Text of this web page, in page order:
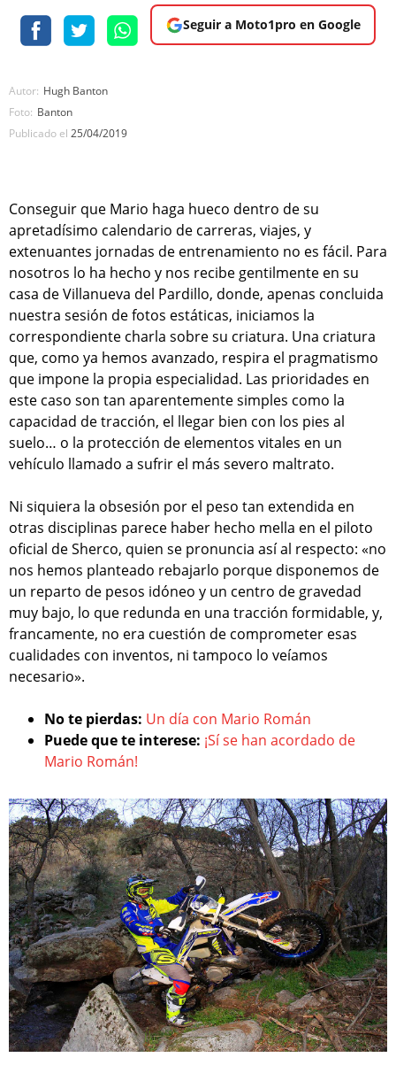
Seguir a Moto1pro en Google
Autor: Hugh Banton
Foto: Banton
Publicado el 25/04/2019
Conseguir que Mario haga hueco dentro de su
apretadísimo calendario de carreras, viajes, y
extenuantes jornadas de entrenamiento no es fácil. Para
nosotros lo ha hecho y nos recibe gentilmente en su
casa de Villanueva del Pardillo, donde, apenas concluida
nuestra sesión de fotos estáticas, iniciamos la
correspondiente charla sobre su criatura. Una criatura
que, como ya hemos avanzado, respira el pragmatismo
que impone la propia especialidad. Las prioridades en
este caso son tan aparentemente simples como la
capacidad de tracción, el llegar bien con los pies al
suelo… o la protección de elementos vitales en un
vehículo llamado a sufrir el más severo maltrato.
Ni siquiera la obsesión por el peso tan extendida en
otras disciplinas parece haber hecho mella en el piloto
oficial de Sherco, quien se pronuncia así al respecto: «no
nos hemos planteado rebajarlo porque disponemos de
un reparto de pesos idóneo y un centro de gravedad
muy bajo, lo que redunda en una tracción formidable, y,
francamente, no era cuestión de comprometer esas
cualidades con inventos, ni tampoco lo veíamos
necesario».
No te pierdas: Un día con Mario Román
Puede que te interese: ¡Sí se han acordado de
Mario Román!